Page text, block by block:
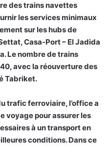
des trains navettes
les services minimaux
sur les hubs de
Casa-Port – El Jadida
Le nombre de trains
avec la réouverture des
Tabriket.
trafic ferroviaire, l’office a
voyage pour assurer les
à un transport en
conditions. Dans ce